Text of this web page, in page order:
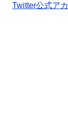
Twitter公式ア